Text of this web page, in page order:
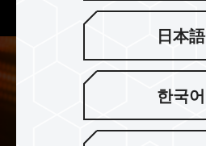
日本語
한국어